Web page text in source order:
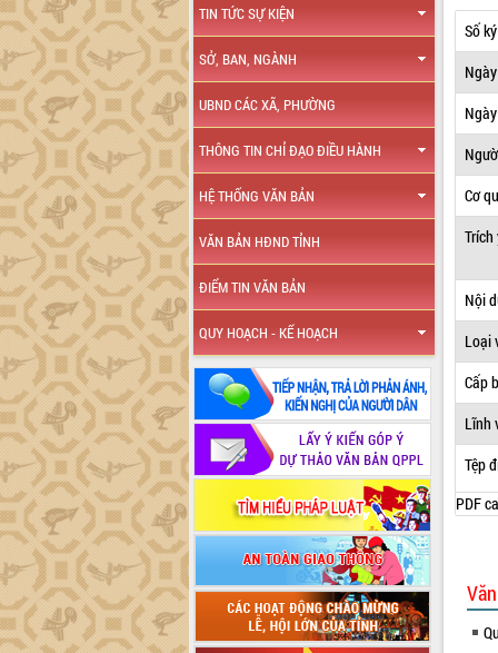
TIN TỨC SỰ KIỆN
SỞ, BAN, NGÀNH
UBND CÁC XÃ, PHƯỜNG
THÔNG TIN CHỈ ĐẠO ĐIỀU HÀNH
HỆ THỐNG VĂN BẢN
VĂN BẢN HĐND TỈNH
ĐIỂM TIN VĂN BẢN
QUY HOẠCH - KẾ HOẠCH
Số
Cơ
Trích
Nội
Loại
Cấp
Lĩnh
Tệp
PDF